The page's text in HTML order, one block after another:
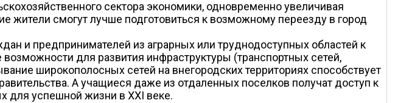
сектора экономики, одновременно увеличивая
жители смогут лучше подготовиться к возможному переезду в город
и предпринимателей из аграрных или труднодоступных областей к
для развития инфраструктуры (транспортных сетей,
широкополосных сетей на внегородских территориях способствует
А учащиеся даже из отдаленных поселков получат доступ к
для успешной жизни в XXI веке.